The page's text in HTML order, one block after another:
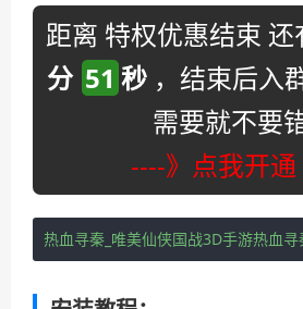
距离 特权优惠结束 还
分 50 秒 ，结束后入
需要就不要
----》点我开
热血寻秦 唯美仙侠国战3D手游热血寻